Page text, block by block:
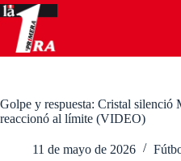
Saltar
al
contenido
Golpe y respuesta: Cristal silenció
reaccionó al límite (VIDEO)
11 de mayo de 2026